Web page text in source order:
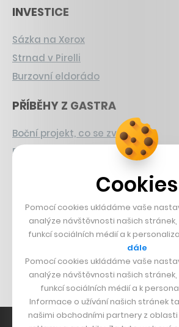
INVESTICE
Sázka na Xerox
Strnad v Pirelli
Burzovní eldorádo
PŘÍBĚHY Z GASTRA
Boční projekt, co se zvrtnul
Francouzský šéfkuchař na Šumavě
Bomma není tichá
Nábytek z betonu
Cookies
Pomocí cookies ukládáme vaše
analýze návštěvnosti našich
funkcí sociálních médií a k
dále
Pomocí cookies ukládáme vaše
analýze návštěvnosti našich
funkcí sociálních médií a k
Informace o užívání našich stránek
našimi obchodními partnery z oblasti